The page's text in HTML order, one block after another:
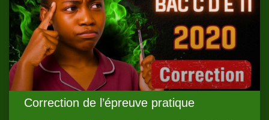
Correction de l’épreuve pratique